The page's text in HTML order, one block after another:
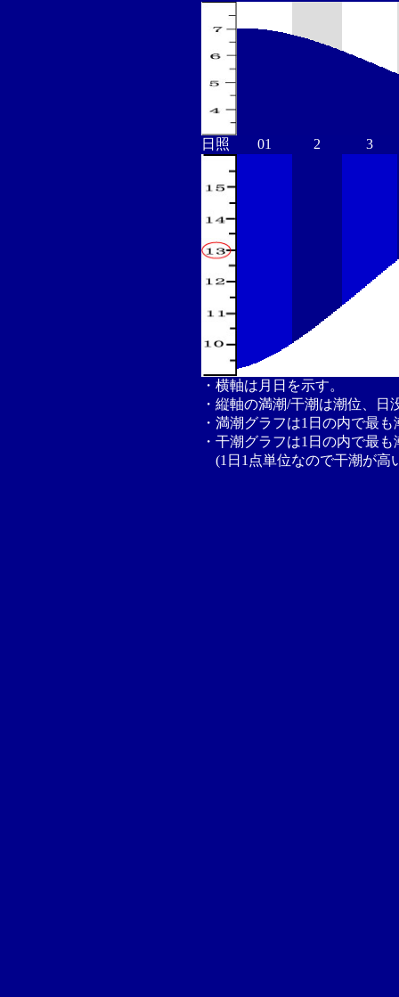
日照 01 2 3
・横軸は月日を示す。
・縦軸の満潮/干潮は潮位、
・満潮グラフは1日の内で最
・干潮グラフは1日の内で最
(1日1点単位なので干潮が高